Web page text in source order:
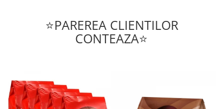
⭐PAREREA CLIENTILOR
CONTEAZA⭐